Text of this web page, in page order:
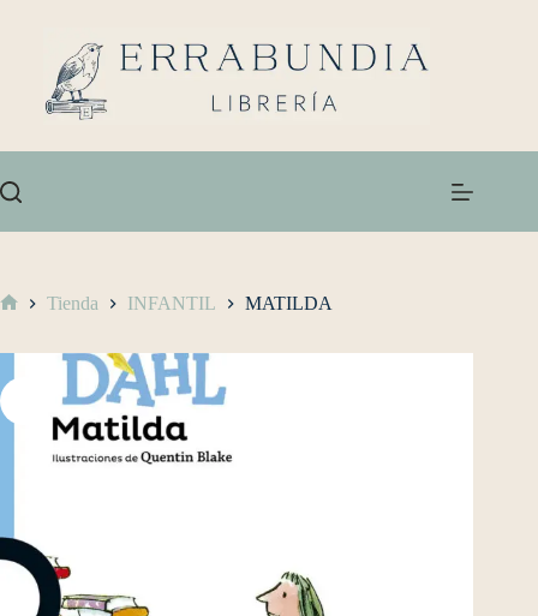
Tienda INFANTIL MATILDA